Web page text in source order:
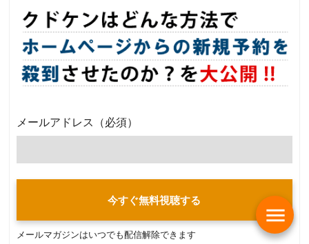
メールアドレス （必須）
今すぐ無料視聴する
メールマガジンはいつでも配信解除できます
menu